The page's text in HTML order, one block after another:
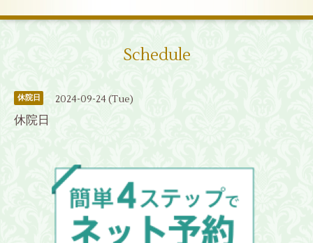
Schedule
休院日 2024-09-24 (Tue)
休院日